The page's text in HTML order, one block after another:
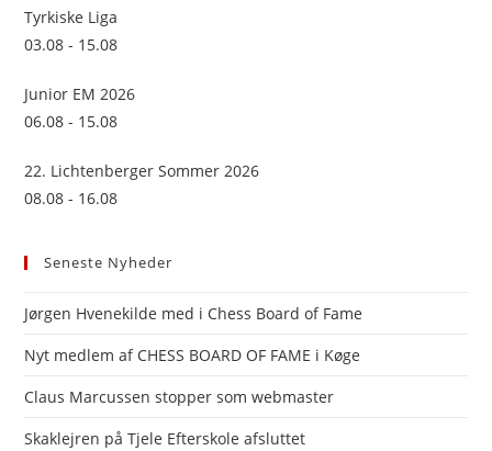
Tyrkiske Liga
03.08 - 15.08
Junior EM 2026
06.08 - 15.08
22. Lichtenberger Sommer 2026
08.08 - 16.08
Seneste Nyheder
Jørgen Hvenekilde med i Chess Board of Fame
Nyt medlem af CHESS BOARD OF FAME i Køge
Claus Marcussen stopper som webmaster
Skaklejren på Tjele Efterskole afsluttet